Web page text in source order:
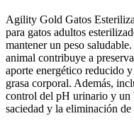
Agility Gold Gatos
para gatos adultos
mantener un peso
animal contribuye a
aporte energético reducido
grasa corporal. Además,
control del pH urinario y un
saciedad y la eliminación de